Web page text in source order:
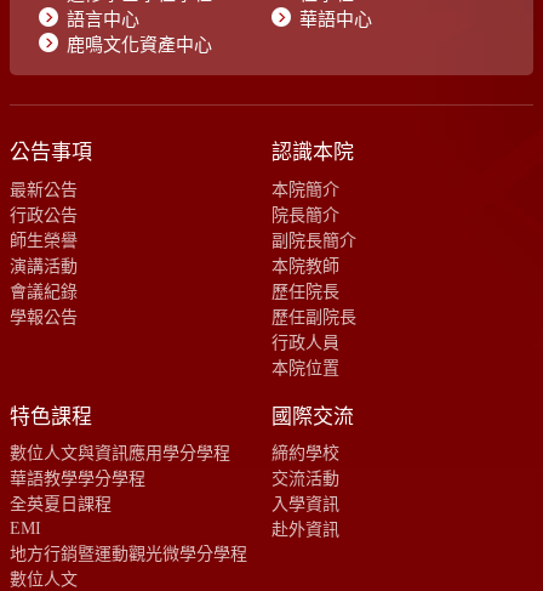
語言中心
華語中心
鹿鳴文化資產中心
公告事項
最新公告
行政公告
師生榮譽
演講活動
會議紀錄
學報公告
認識本院
本院簡介
院長簡介
副院長簡介
本院教師
歷任院長
歷任副院長
行政人員
本院位置
特色課程
數位人文與資訊應用學分學程
華語教學學分學程
全英夏日課程
EMI
地方行銷暨運動觀光微學分學程
數位人文
國際交流
締約學校
交流活動
入學資訊
赴外資訊